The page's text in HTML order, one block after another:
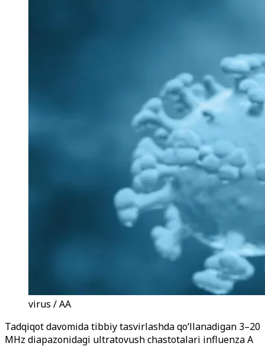
virus / AA
Tadqiqot davomida tibbiy tasvirlashda qo‘llanadigan 3–20
MHz diapazonidagi ultratovush chastotalari influenza A